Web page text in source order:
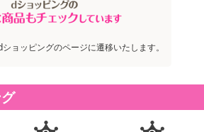
情報」に記載されている「注意事項」を
ご確認いただき、お届けする商品セット
えでお申し込みください。
ニューアル(成分など含む)等により、参考
ョッピングのページに遷移いたします。